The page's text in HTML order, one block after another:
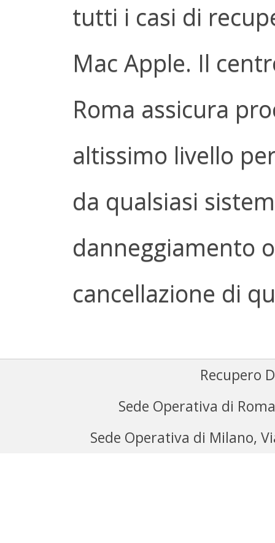
tutti i casi di
Mac Apple. Il
Roma assicura
altissimo livello
da qualsiasi
danneggiamento
cancellazione di
Recupero
Sede Operativa di
Sede Operativa di Milano,